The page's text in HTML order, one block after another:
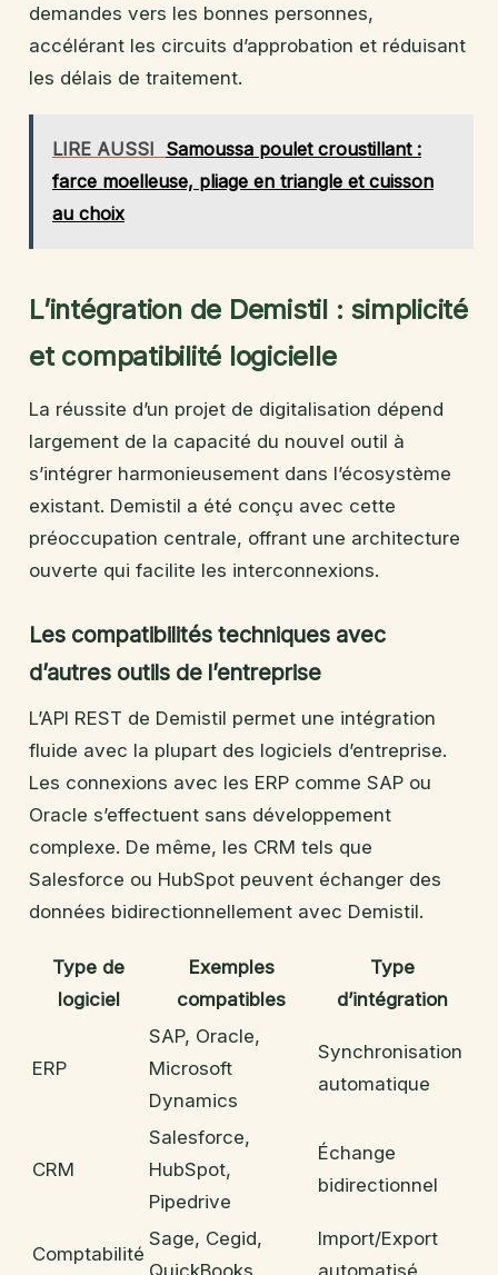
demandes vers les bonnes personnes,
accélérant les circuits d’approbation et réduisant
les délais de traitement.
LIRE AUSSI Samoussa poulet croustillant :
farce moelleuse, pliage en triangle et cuisson
au choix
L’intégration de Demistil : simplicité
et compatibilité logicielle
La réussite d’un projet de digitalisation dépend
largement de la capacité du nouvel outil à
s’intégrer harmonieusement dans l’écosystème
existant. Demistil a été conçu avec cette
préoccupation centrale, offrant une architecture
ouverte qui facilite les interconnexions.
Les compatibilités techniques avec
d’autres outils de l’entreprise
L’API REST de Demistil permet une intégration
fluide avec la plupart des logiciels d’entreprise.
Les connexions avec les ERP comme SAP ou
Oracle s’effectuent sans développement
complexe. De même, les CRM tels que
Salesforce ou HubSpot peuvent échanger des
données bidirectionnellement avec Demistil.
Type de
logiciel
Exemples
compatibles
Type
d’intégration
ERP
SAP, Oracle,
Microsoft
Dynamics
Synchronisation
automatique
CRM
Salesforce,
HubSpot,
Pipedrive
Échange
bidirectionnel
Comptabilité
Sage, Cegid,
QuickBooks
Import/Export
automatisé